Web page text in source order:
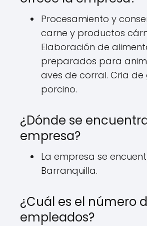
Procesamiento y
carne y productos
Elaboración de
preparados para
aves de corral. Cria
porcino.
¿Dónde se
empresa?
La empresa se
Barranquilla.
¿Cuál es el número
empleados?